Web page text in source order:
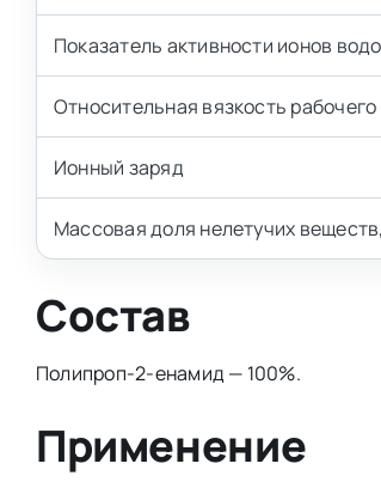
Показатель активности ионов
Относительная вязкость
Ионный заряд
Массовая доля нелетучих
Состав
Полипроп-2-енамид — 100%.
Применение